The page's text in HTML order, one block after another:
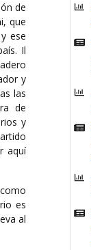
de
que
ese
Il
y
las
de
y
aquí
es
al